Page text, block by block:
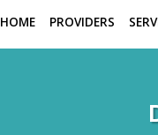
HOME PROVIDERS